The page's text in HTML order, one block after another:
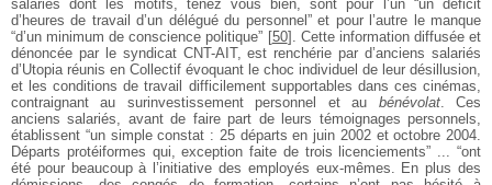
salariés dont les motifs, tenez vous bien, sont pour l’un “un déficit
d’heures de travail d’un délégué du personnel” et pour l’autre le manque
“d’un minimum de conscience politique” [50] . Cette information diffusée et
dénoncée par le syndicat CNT-AIT, est renchérie par d’anciens salariés
d’Utopia réunis en Collectif évoquant le choc individuel de leur désillusion,
et les conditions de travail difficilement supportables dans ces cinémas,
contraignant au surinvestissement personnel et au bénévolat. Ces
anciens salariés, avant de faire part de leurs témoignages personnels,
établissent “un simple constat : 25 départs en juin 2002 et octobre 2004.
Départs protéiformes qui, exception faite de trois licenciements” ... “ont
été pour beaucoup à l’initiative des employés eux-mêmes. En plus des